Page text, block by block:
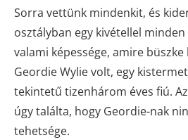
Sorra vettünk mindenkit, és
osztályban egy kivétellel
valami képessége, amire
Geordie Wylie volt, egy
tekintetű tizenhárom éves fiú.
úgy találta, hogy Geordie-nak
tehetsége.